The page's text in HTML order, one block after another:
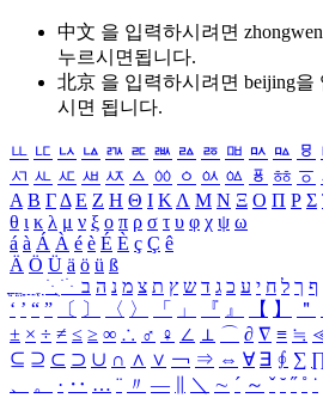
中文 을 입력하시려면 zhongwen
누르시면됩니다.
北京 을 입력하시려면 beijing을
시면 됩니다.
ㅥ ㅦ ㅧ ㅨ ㅩ ㅪ ㅫ ㅬ ㅭ ㅮ ㅯ ㅰ ㅱ
ㅺ ㅻ ㅼ ㅽ ㅾ ㅿ ㆀ ㆁ ㆂ ㆃ ㆄ ㆅ ㆆ
Α Β ΓΔ Ε Ζ Η Θ Ι ΚΛ Μ Ν Ξ Ο Π Ρ Σ
θ ι κ λ μ ν ξ ο π ρ σ τ υ φ χ ψ ω
á à Á À é è É È ç Ç ê
Ä Ö Ü ä ö ü ß
ִֶֹ ֻּ ׁׂ ף ך ל ח י ע כ ג ד ש ץ ת צ מ נ ה ב
‘ ’ “ ” 〔 〕 〈 〉 「 」 『 』 【 】 ＂
± × ÷ ≠ ≤ ≥ ∞ ∴ ♂ ♀ ∠ ⊥ ⌒ ∂ ∇ ≡ ≒
⊆ ⊇ ⊂ ⊃ ∪ ∩ ∧ ∨ ￢ ⇒ ⇔ ∀ ∃ ∮ ∑
、
。 · ‥ … ¨ 〃 ― ＼ ∼ ´ ～ ˇ ˘ ˝ ˚ ˙